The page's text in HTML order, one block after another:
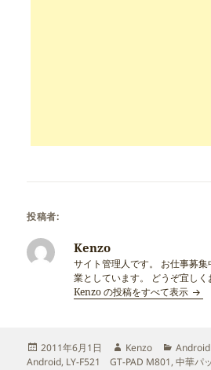
投稿者:
Kenzo
サイト管理人です。 お仕事募
業としています。 どうぞ宜しく
Kenzo の投稿をすべて表示
投
稿
2011年6月1日
作
成
Kenzo
カ
テ
Android, LY-F521 GT-PAD M801,中華パ